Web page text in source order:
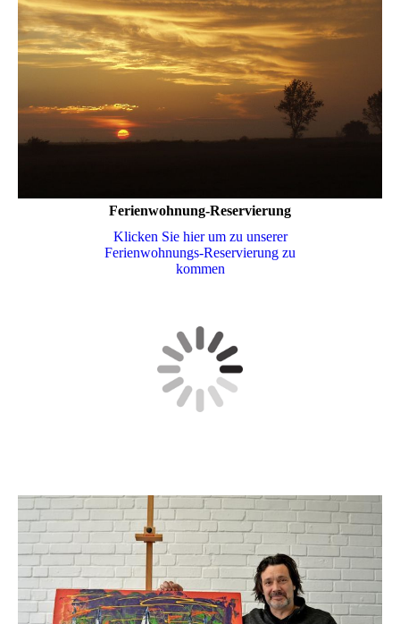
Ferienwohnung-Reservierung
Klicken Sie hier um zu unserer
Ferienwohnungs-Reservierung zu
kommen